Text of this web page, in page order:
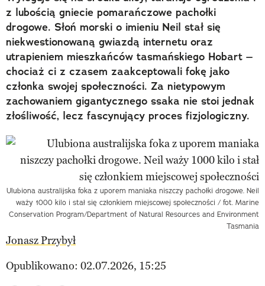
z lubością gniecie pomarańczowe pachołki
drogowe. Słoń morski o imieniu Neil stał się
niekwestionowaną gwiazdą internetu oraz
utrapieniem mieszkańców tasmańskiego Hobart –
chociaż ci z czasem zaakceptowali fokę jako
członka swojej społeczności. Za nietypowym
zachowaniem gigantycznego ssaka nie stoi jednak
złośliwość, lecz fascynujący proces fizjologiczny.
Ulubiona australijska foka z uporem maniaka niszczy pachołki drogowe. Neil
waży 1000 kilo i stał się członkiem miejscowej społeczności / fot. Marine
Conservation Program/Department of Natural Resources and Environment
Tasmania
Jonasz Przybył
Opublikowano: 02.07.2026, 15:25